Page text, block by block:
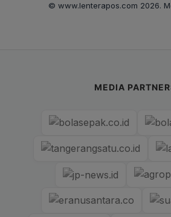
© www.lenterapos.com 2026.
MEDIA